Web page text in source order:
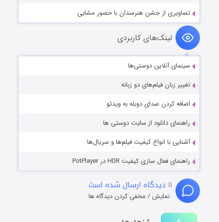
تصاویری از جشن هنرمندان با حضور مشایی
لینک‌های کاربردی
سینمای آنلاین دوستی‌ها
تغییر زبان فیلم‌های دو زبانه
اضافه کردن صدای دوبله به ویدئو
راهنمای دانلود از سایت دوستی ها
آشنایی با انواع کیفیت فیلم‌ها و سریال‌ها
راهنمای فعال سازی کیفیت HDR در PotPlayer
۱۱ دیدگاه ارسال شده است
نمایش / مخفی کردن دیدگاه ها